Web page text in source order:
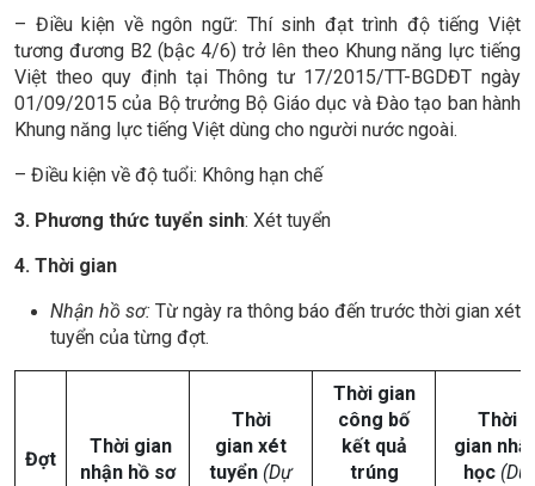
– Điều kiện về ngôn ngữ: Thí sinh đạt trình độ tiếng Việt
tương đương B2 (bậc 4/6) trở lên theo Khung năng lực tiếng
Việt theo quy định tại Thông tư 17/2015/TT-BGDĐT ngày
01/09/2015 của Bộ trưởng Bộ Giáo dục và Đào tạo ban hành
Khung năng lực tiếng Việt dùng cho người nước ngoài.
– Điều kiện về độ tuổi: Không hạn chế
3. Phương thức tuyển sinh: Xét tuyển
4. Thời gian
Nhận hồ sơ: Từ ngày ra thông báo đến trước thời gian xét
tuyển của từng đợt.
Đợt
Thời gian
nhận hồ sơ
Thời
gian xét
tuyển (Dự
Thời gian
công bố
kết quả
trúng
Thời
gian
học (Dự